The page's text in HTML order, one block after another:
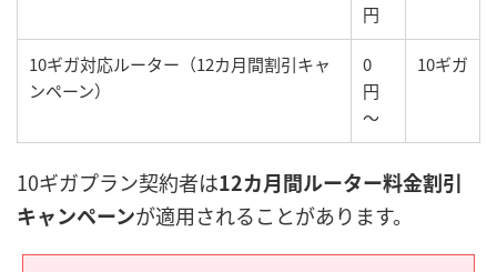
円
10ギガ対応ルーター（12カ月間割引キャ
ンペーン）
0
円
〜
10ギガ
10ギガプラン契約者は12カ月間ルーター料金割引
キャンペーンが適用されることがあります。